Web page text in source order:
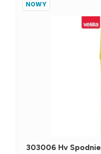
NOWY
303006 Hv Spodnie